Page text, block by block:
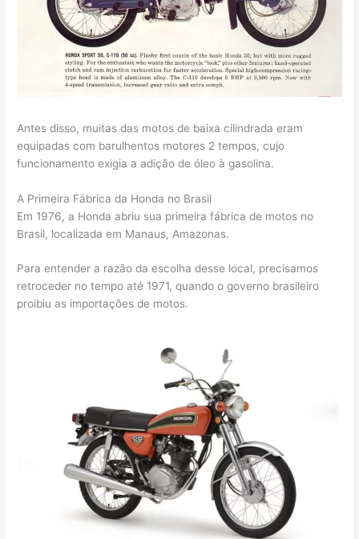
Antes disso, muitas das motos de baixa cilindrada eram
equipadas com barulhentos motores 2 tempos, cujo
funcionamento exigia a adição de óleo à gasolina.
A Primeira Fábrica da Honda no Brasil
Em 1976, a Honda abriu sua primeira fábrica de motos no
Brasil, localizada em Manaus, Amazonas.
Para entender a razão da escolha desse local, precisamos
retroceder no tempo até 1971, quando o governo brasileiro
proibiu as importações de motos.